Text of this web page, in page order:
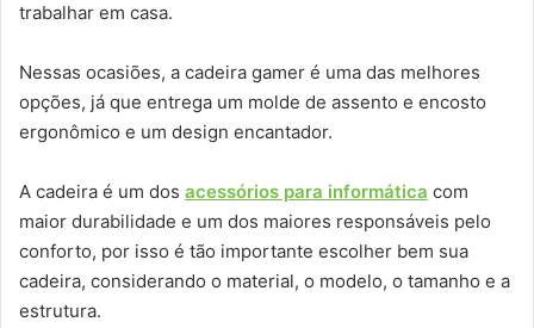
trabalhar em casa.
Nessas ocasiões, a cadeira gamer é uma das melhores
opções, já que entrega um molde de assento e encosto
ergonômico e um design encantador.
A cadeira é um dos acessórios para informática com
maior durabilidade e um dos maiores responsáveis pelo
conforto, por isso é tão importante escolher bem sua
cadeira, considerando o material, o modelo, o tamanho e a
estrutura.